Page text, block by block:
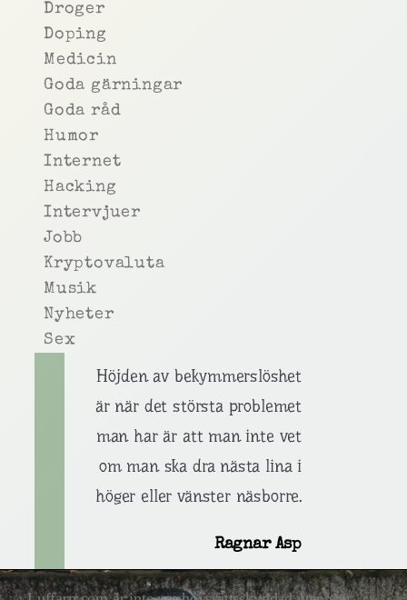
Droger
Doping
Medicin
Goda gärningar
Goda råd
Humor
Internet
Hacking
Intervjuer
Jobb
Kryptovaluta
Musik
Nyheter
Sex
Höjden av bekymmerslöshet
är när det största problemet
man har är att man inte vet
om man ska dra nästa lina i
höger eller vänster näsborre.
Ragnar Asp